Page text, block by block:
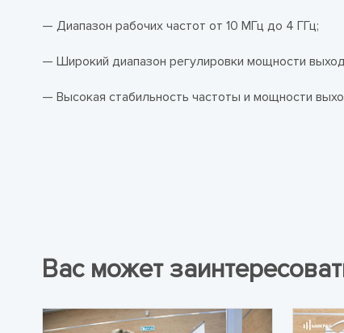
— Диапазон рабочих частот от 10 МГц до 4 ГГц;
— Широкий диапазон регулировки мощности
— Высокая стабильность частоты и мощности
Вас может